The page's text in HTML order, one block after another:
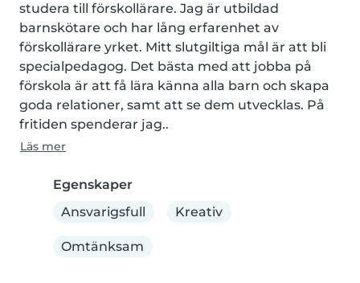
studera till förskollärare. Jag är utbildad
barnskötare och har lång erfarenhet av
förskollärare yrket. Mitt slutgiltiga mål är att bli
specialpedagog. Det bästa med att jobba på
förskola är att få lära känna alla barn och skapa
goda relationer, samt att se dem utvecklas. På
fritiden spenderar jag..
Läs mer
Egenskaper
Ansvarigsfull
Kreativ
Omtänksam